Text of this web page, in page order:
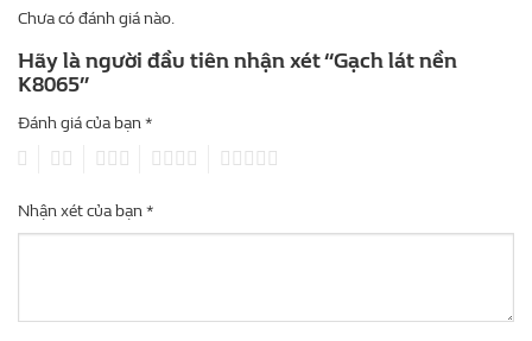
Chưa có đánh giá nào.
Hãy là người đầu tiên nhận xét “Gạch lát nền
K8065”
Đánh giá của bạn*
Nhận xét của bạn*